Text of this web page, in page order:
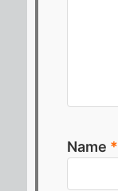
Name *